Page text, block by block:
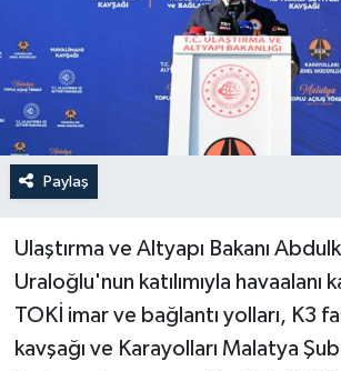
Paylaş
Ulaştırma ve Altyapı Bakanı
Uraloğlu'nun katılımıyla havaalanı
TOKİ imar ve bağlantı yolları, K3
kavşağı ve Karayolları Malatya
Yaşam